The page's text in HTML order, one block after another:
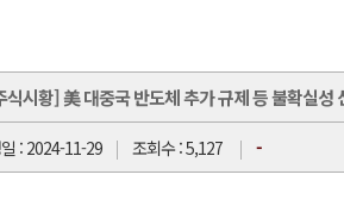
식시황] 美 대중국 반도체 추가 규제 등 불확실성
: 2024-11-29 조회수 : 5,127 -